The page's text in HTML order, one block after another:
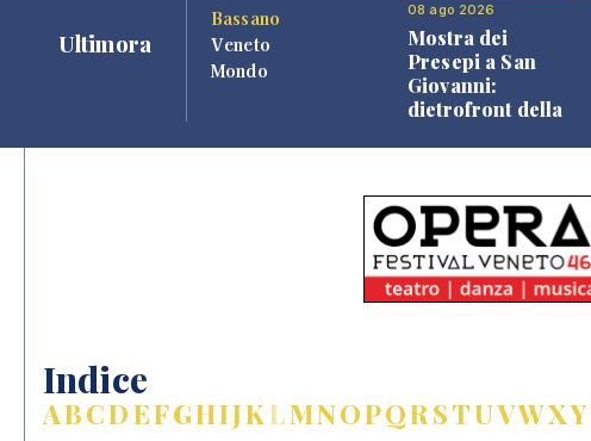
Ultimora
Bassano
Veneto
Mondo
08 ago 2026
Mostra dei
Presepi a San
Giovanni:
dietrofront della
Indice
ABCDEFGHIJKLMNOPQRSTUVWXY